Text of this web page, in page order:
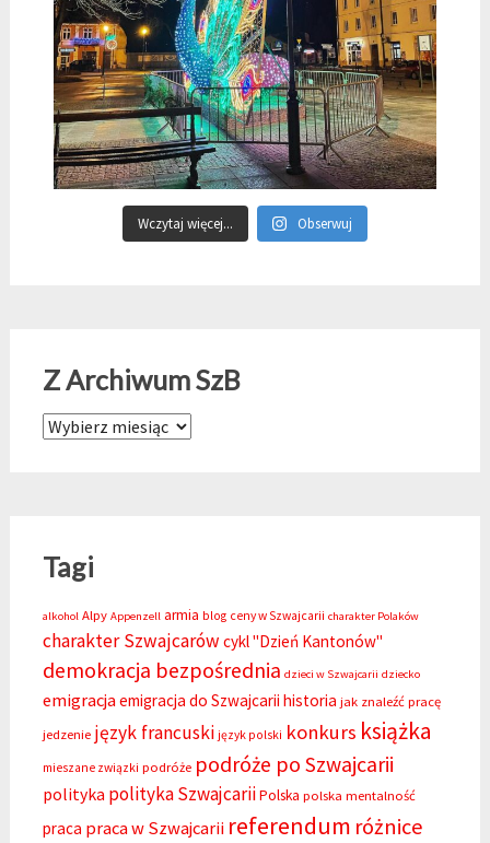
Wczytaj więcej... Obserwuj
Z Archiwum SzB
Z Archiwum SzB
Tagi
alkohol Alpy Appenzell armia blog ceny w Szwajcarii charakter Polaków
charakter Szwajcarów cykl "Dzień Kantonów"
demokracja bezpośrednia dzieci w Szwajcarii dziecko
emigracjaemigracja do Szwajcarii historia jak znaleźć pracę
jedzenie język francuski język polski konkurs książka
mieszane związki podróże podróże po Szwajcarii
polityka polityka SzwajcariiPolska polska mentalność
praca praca w Szwajcarii referendum różnice